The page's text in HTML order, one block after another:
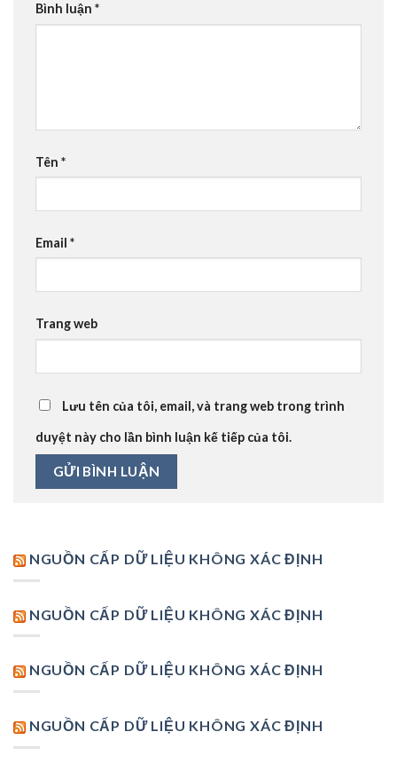
Bình luận *
Tên *
Email *
Trang web
Lưu tên của tôi, email, và trang web trong trình
duyệt này cho lần bình luận kế tiếp của tôi.
NGUỒN CẤP DỮ LIỆU KHÔNG XÁC ĐỊNH
NGUỒN CẤP DỮ LIỆU KHÔNG XÁC ĐỊNH
NGUỒN CẤP DỮ LIỆU KHÔNG XÁC ĐỊNH
NGUỒN CẤP DỮ LIỆU KHÔNG XÁC ĐỊNH